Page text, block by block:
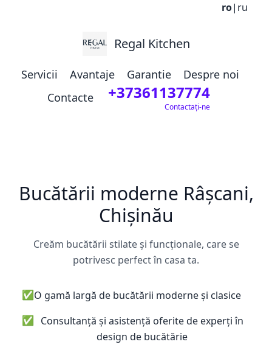
ro| ru
Regal Kitchen
Servicii Avantaje Garantie
Despre noi
Contacte
+37361137774
Contactați-ne
Bucătării moderne Râșcani,
Chișinău
Creăm bucătării stilate și funcționale, care se
potrivesc perfect în casa ta.
✅O gamă largă de bucătării moderne și clasice
✅ Consultanță și asistență oferite de experți în
design de bucătărie